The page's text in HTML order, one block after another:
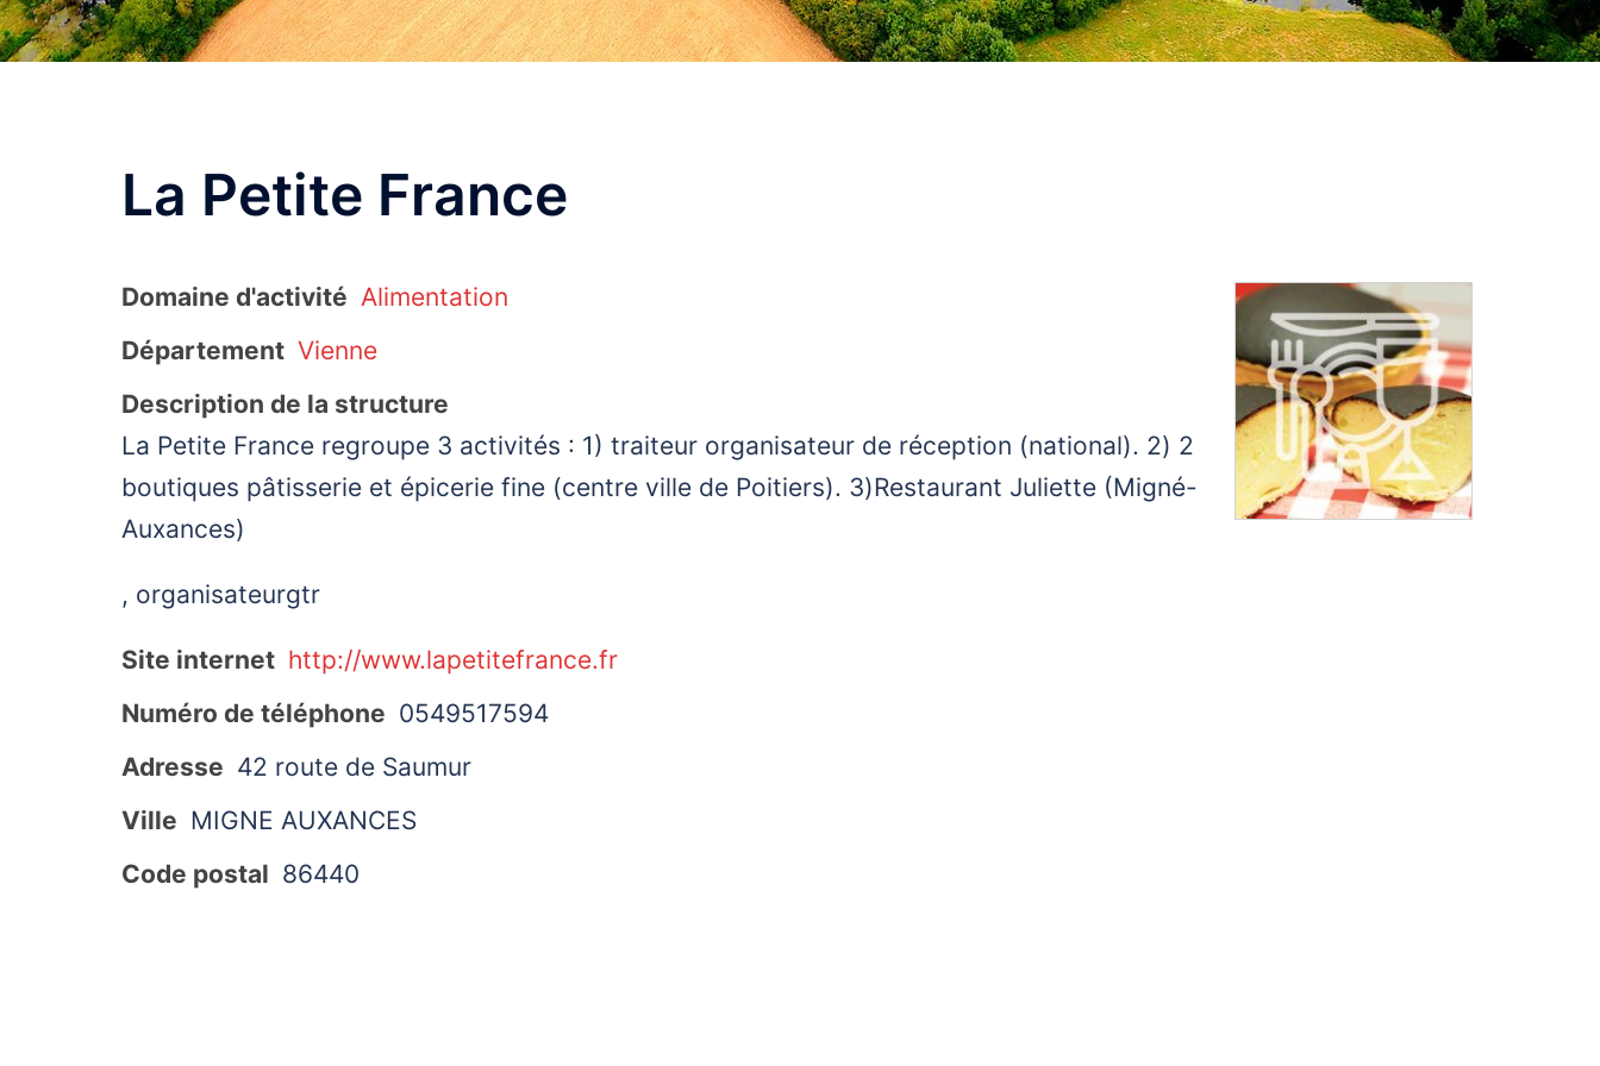
La Petite France
Domaine d'activité Alimentation
Département Vienne
Description de la structure
La Petite France regroupe 3 activités : 1) traiteur organisateur de réception (national). 2) 2
boutiques pâtisserie et épicerie fine (centre ville de Poitiers). 3)Restaurant Juliette (Migné-
Auxances)
, organisateurgtr
Site internet http://www.lapetitefrance.fr
Numéro de téléphone 0549517594
Adresse 42 route de Saumur
Ville MIGNE AUXANCES
Code postal 86440